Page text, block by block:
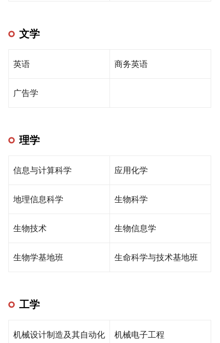
文学
英语 商务英语
广告学
理学
信息与计算科学 应用化学
地理信息科学 生物科学
生物技术 生物信息学
生物学基地班 生命科学与技术基地班
工学
机械设计制造及其自动化 机械电子工程